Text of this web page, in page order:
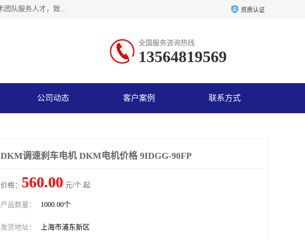
上海精晟邦机电科技有限公司是一家专业从事减速机研发，销售与一体的企业。公司拥有资深技术人员和技术团队服务人才，致力于为广大客户提供专业，细致的产品服务。主营产品有：中型减速电机，微型调速电机，精密行星减速机，蜗轮蜗杆减速机，RFKS四大系列减速机，SKM双曲面齿轮减速机，齿轮减速电机，行星减速机，防爆电机，变频器等系列；产品广泛用于汽车，船舶，能源，环保，包装，物流等领域，欢迎咨询。 资质认证
全国服务咨询热线:
13564819569
公司动态 客户案例 联系方式
DKM调速刹车电机 DKM电机价格 9IDGG-90FP
价格： 560.00 元/个 起
产品数量： 1000.00个
发货地址： 上海市浦东新区